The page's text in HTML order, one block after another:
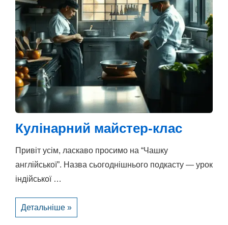
Кулінарний майстер-клас
Привіт усім, ласкаво просимо на “Чашку
англійської”. Назва сьогоднішнього подкасту — урок
індійської …
Кулінарний
майстер-
клас
Детальніше »